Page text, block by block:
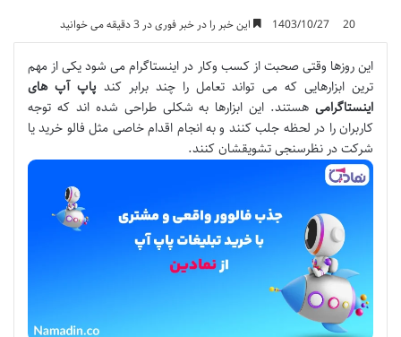
1403/10/27 20 این خبر را در خبر فوری در 3 دقیقه می خوانید
این روزها وقتی صحبت از کسب وکار در اینستاگرام می شود یکی از مهم
ترین ابزارهایی که می تواند تعامل را چند برابر کند پاپ آپ های
اینستاگرامی هستند. این ابزارها به شکلی طراحی شده اند که توجه
کاربران را در لحظه جلب کنند و به انجام اقدام خاصی مثل فالو خرید یا
شرکت در نظرسنجی تشویقشان کنند.